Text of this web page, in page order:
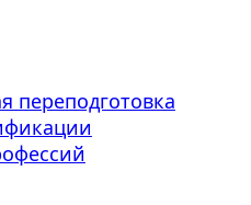
переподготовка